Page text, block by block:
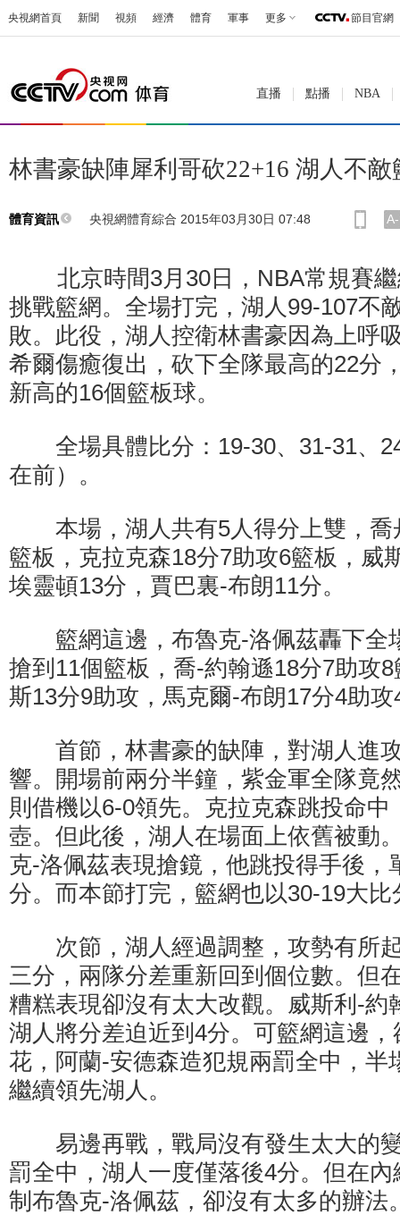
央視網首頁 新聞 視頻 經濟 體育 軍事 更多 節目官網
直播 點播 NBA
林書豪缺陣犀利哥砍22+16 湖人不
體育資訊 央視網體育綜合 2015年03月30日 07:48 A-
北京時間3月30日，NBA常規賽繼
挑戰籃網。全場打完，湖人99-107不
敗。此役，湖人控衛林書豪因為上呼
希爾傷癒復出，砍下全隊最高的22分
新高的16個籃板球。
全場具體比分：19-30、31-31、
在前）。
本場，湖人共有5人得分上雙，喬
籃板，克拉克森18分7助攻6籃板，威
埃靈頓13分，賈巴裏-布朗11分。
籃網這邊，布魯克-洛佩茲轟下全
搶到11個籃板，喬-約翰遜18分7助攻
斯13分9助攻，馬克爾-布朗17分4助
首節，林書豪的缺陣，對湖人進
響。開場前兩分半鐘，紫金軍全隊竟
則借機以6-0領先。克拉克森跳投命中
壺。但此後，湖人在場面上依舊被動
克-洛佩茲表現搶鏡，他跳投得手後，
分。而本節打完，籃網也以30-19大
次節，湖人經過調整，攻勢有所
三分，兩隊分差重新回到個位數。但
糟糕表現卻沒有太大改觀。威斯利-約
湖人將分差迫近到4分。可籃網這邊
花，阿蘭-安德森造犯規兩罰全中，半
繼續領先湖人。
易邊再戰，戰局沒有發生太大的
罰全中，湖人一度僅落後4分。但在
制布魯克-洛佩茲，卻沒有太多的辦法